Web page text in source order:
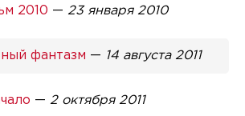
2010 — 23 января 2010
фантазм — 14 августа 2011
— 2 октября 2011